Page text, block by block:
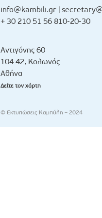
info@kambili.gr |
+ 30 210 51 56 810-20-30
Αντιγόνης 60
104 42, Κολωνός
Αθήνα
Δείτε τον χάρτη
© Εκτυπώσεις Καμπύλη – 2024